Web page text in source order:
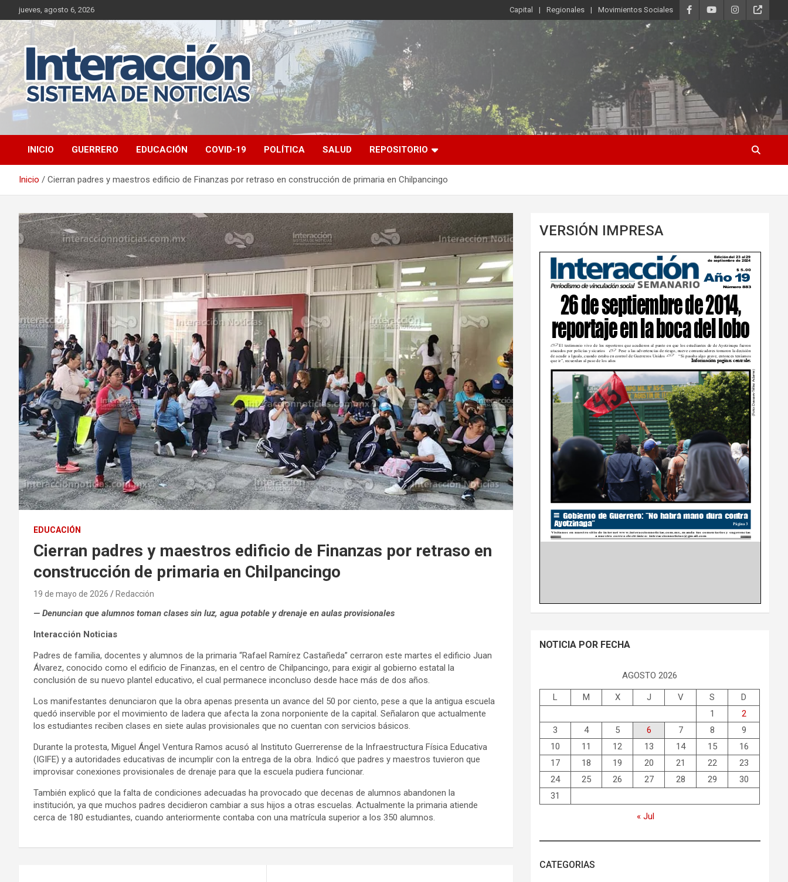
Saltar
al
contenido
jueves, agosto 6, 2026 Capital Regionales Movimientos Sociales
INICIO GUERRERO EDUCACIÓN COVID-19 POLÍTICA SALUD REPOSITORIO
Inicio Cierran padres y maestros edificio de Finanzas por retraso en construcción de primaria en Chilpancingo
EDUCACIÓN
Cierran padres y maestros edificio de Finanzas por retraso en
construcción de primaria en Chilpancingo
19 de mayo de 2026 Redacción
— Denuncian que alumnos toman clases sin luz, agua potable y drenaje en aulas provisionales
Interacción Noticias
Padres de familia, docentes y alumnos de la primaria “Rafael Ramírez Castañeda” cerraron este martes el edificio Juan
Álvarez, conocido como el edificio de Finanzas, en el centro de Chilpancingo, para exigir al gobierno estatal la
conclusión de su nuevo plantel educativo, el cual permanece inconcluso desde hace más de dos años.
Los manifestantes denunciaron que la obra apenas presenta un avance del 50 por ciento, pese a que la antigua escuela
quedó inservible por el movimiento de ladera que afecta la zona norponiente de la capital. Señalaron que actualmente
los estudiantes reciben clases en siete aulas provisionales que no cuentan con servicios básicos.
Durante la protesta, Miguel Ángel Ventura Ramos acusó al Instituto Guerrerense de la Infraestructura Física Educativa
(IGIFE) y a autoridades educativas de incumplir con la entrega de la obra. Indicó que padres y maestros tuvieron que
improvisar conexiones provisionales de drenaje para que la escuela pudiera funcionar.
También explicó que la falta de condiciones adecuadas ha provocado que decenas de alumnos abandonen la
institución, ya que muchos padres decidieron cambiar a sus hijos a otras escuelas. Actualmente la primaria atiende
cerca de 180 estudiantes, cuando anteriormente contaba con una matrícula superior a los 350 alumnos.
VERSIÓN IMPRESA
NOTICIA POR FECHA
AGOSTO 2026
L M X J V S
D
1
2
3
4 5 6 7 8
9
10
11 12 13 14 15
16
17
18 19 20 21 22
23
24
25 26 27 28 29
30
31
« Jul
CATEGORIAS